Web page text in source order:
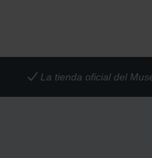
La tienda oficial del